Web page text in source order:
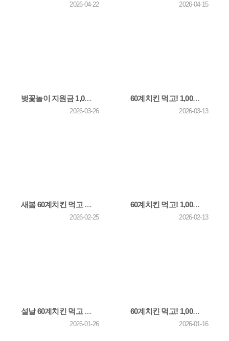
2026-04-22 2026-04-15
벚꽃놀이 지원금 1,000만원! + 카카오채널 친구 추가하고 쫀득치즈볼 받자! 26년 4월 이벤트
2026-03-26
60계치킨 먹고! 1,000만원 받자! 26년 2월 이벤트 당첨자 발표
2026-03-13
새봄 60계치킨 먹고 1,000만원 받자+카카오채널 친구 추가하고 쫀득치즈볼 받자! 26년 3월 이벤트
2026-02-25
60계치킨 먹고! 1,000만원 받자! 26년 1월 이벤트 당첨자 발표
2026-02-13
설날 60계치킨 먹고 1,000만원 받으란 말이야+카카오채널 친구 추가하고 쫀득치즈볼 받자! 26년 2월 이…
2026-01-26
60계치킨 먹고! 1,000만원 받자! 25년 12월 이벤트 당첨자 발표
2026-01-16